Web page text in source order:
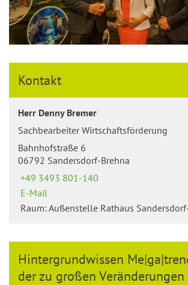
Kontakt
Herr Denny Bremer
Sachbearbeiter Wirtschaftsförderung
Bahnhofstraße 6
06792 Sandersdorf-Brehna
+49 3493 801-140
E-Mail
Raum: Außenstelle Rathaus
Hintergrundwissen
der zu großen